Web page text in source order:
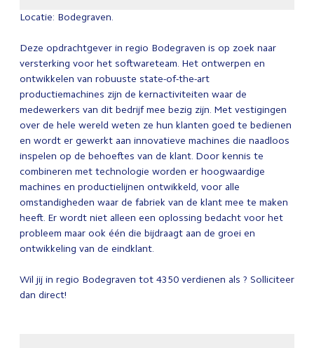
Locatie: Bodegraven.
Deze opdrachtgever in regio Bodegraven is op zoek naar
versterking voor het softwareteam. Het ontwerpen en
ontwikkelen van robuuste state-of-the-art
productiemachines zijn de kernactiviteiten waar de
medewerkers van dit bedrijf mee bezig zijn. Met vestigingen
over de hele wereld weten ze hun klanten goed te bedienen
en wordt er gewerkt aan innovatieve machines die naadloos
inspelen op de behoeftes van de klant. Door kennis te
combineren met technologie worden er hoogwaardige
machines en productielijnen ontwikkeld, voor alle
omstandigheden waar de fabriek van de klant mee te maken
heeft. Er wordt niet alleen een oplossing bedacht voor het
probleem maar ook één die bijdraagt aan de groei en
ontwikkeling van de eindklant.
Wil jij in regio Bodegraven tot 4350 verdienen als ? Solliciteer
dan direct!